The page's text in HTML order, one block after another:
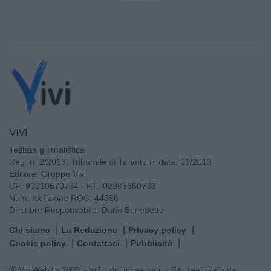
VIVI
Testata giornalistica
Reg. n. 2/2013, Tribunale di Taranto in data: 01/2013
Editore: Gruppo Vivi
CF: 90210670734 - P.I.: 02985660733
Num. Iscrizione ROC: 44396
Direttore Responsabile: Dario Benedetto
Chi siamo La Redazione
Privacy policy
Cookie policy
Contattaci Pubblicità